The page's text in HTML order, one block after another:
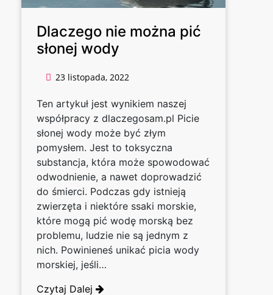
Dlaczego nie można pić
słonej wody
23 listopada, 2022
Ten artykuł jest wynikiem naszej
współpracy z dlaczegosam.pl Picie
słonej wody może być złym
pomysłem. Jest to toksyczna
substancja, która może spowodować
odwodnienie, a nawet doprowadzić
do śmierci. Podczas gdy istnieją
zwierzęta i niektóre ssaki morskie,
które mogą pić wodę morską bez
problemu, ludzie nie są jednym z
nich. Powinieneś unikać picia wody
morskiej, jeśli…
Czytaj Dalej